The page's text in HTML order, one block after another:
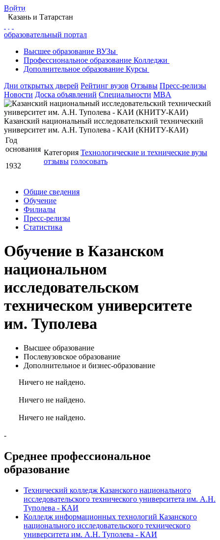
Войти
Казань и Татарстан
образовательный портал
Высшее образование ВУЗы
Профессиональное образование Колледжи
Дополнительное образование Курсы
Дни открытых дверей Рейтинг вузов Отзывы Пресс-релизы
Новости Доска объявлений Специальности MBA
Казанский национальный исследовательский технический
университет им. А.Н. Туполева - КАИ (КНИТУ-КАИ)
Год
основания
1932
Категория Технологические и технические вузы
отзывы голосовать
Главная
Казанский национальный исследовательский технический университет им. А.Н.
Туполева - КАИ
Обучение
Общие сведения
Обучение
Филиалы
Пресс-релизы
Статистика
Обучение в Казанском
национальном
исследовательском
техническом университете
им. Туполева
Высшее образование
Послевузовское образование
Дополнительное и бизнес-образование
Ничего не найдено.
Ничего не найдено.
Ничего не найдено.
-
Среднее профессиональное
образование
Технический колледж Казанского национального
исследовательского технического университета им. А.Н.
Туполева - КАИ
Колледж информационных технологий Казанского
национального исследовательского технического
университета им. А.Н. Туполева - КАИ